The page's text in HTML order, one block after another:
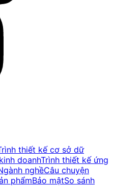
thiết kế cơ sở dữ
doanhTrình thiết kế ứng
nghềCâu chuyện
phẩmBảo mậtSo sánh